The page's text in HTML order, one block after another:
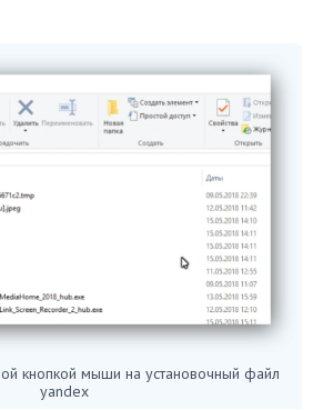
кнопкой мыши на установочный файл
yandex